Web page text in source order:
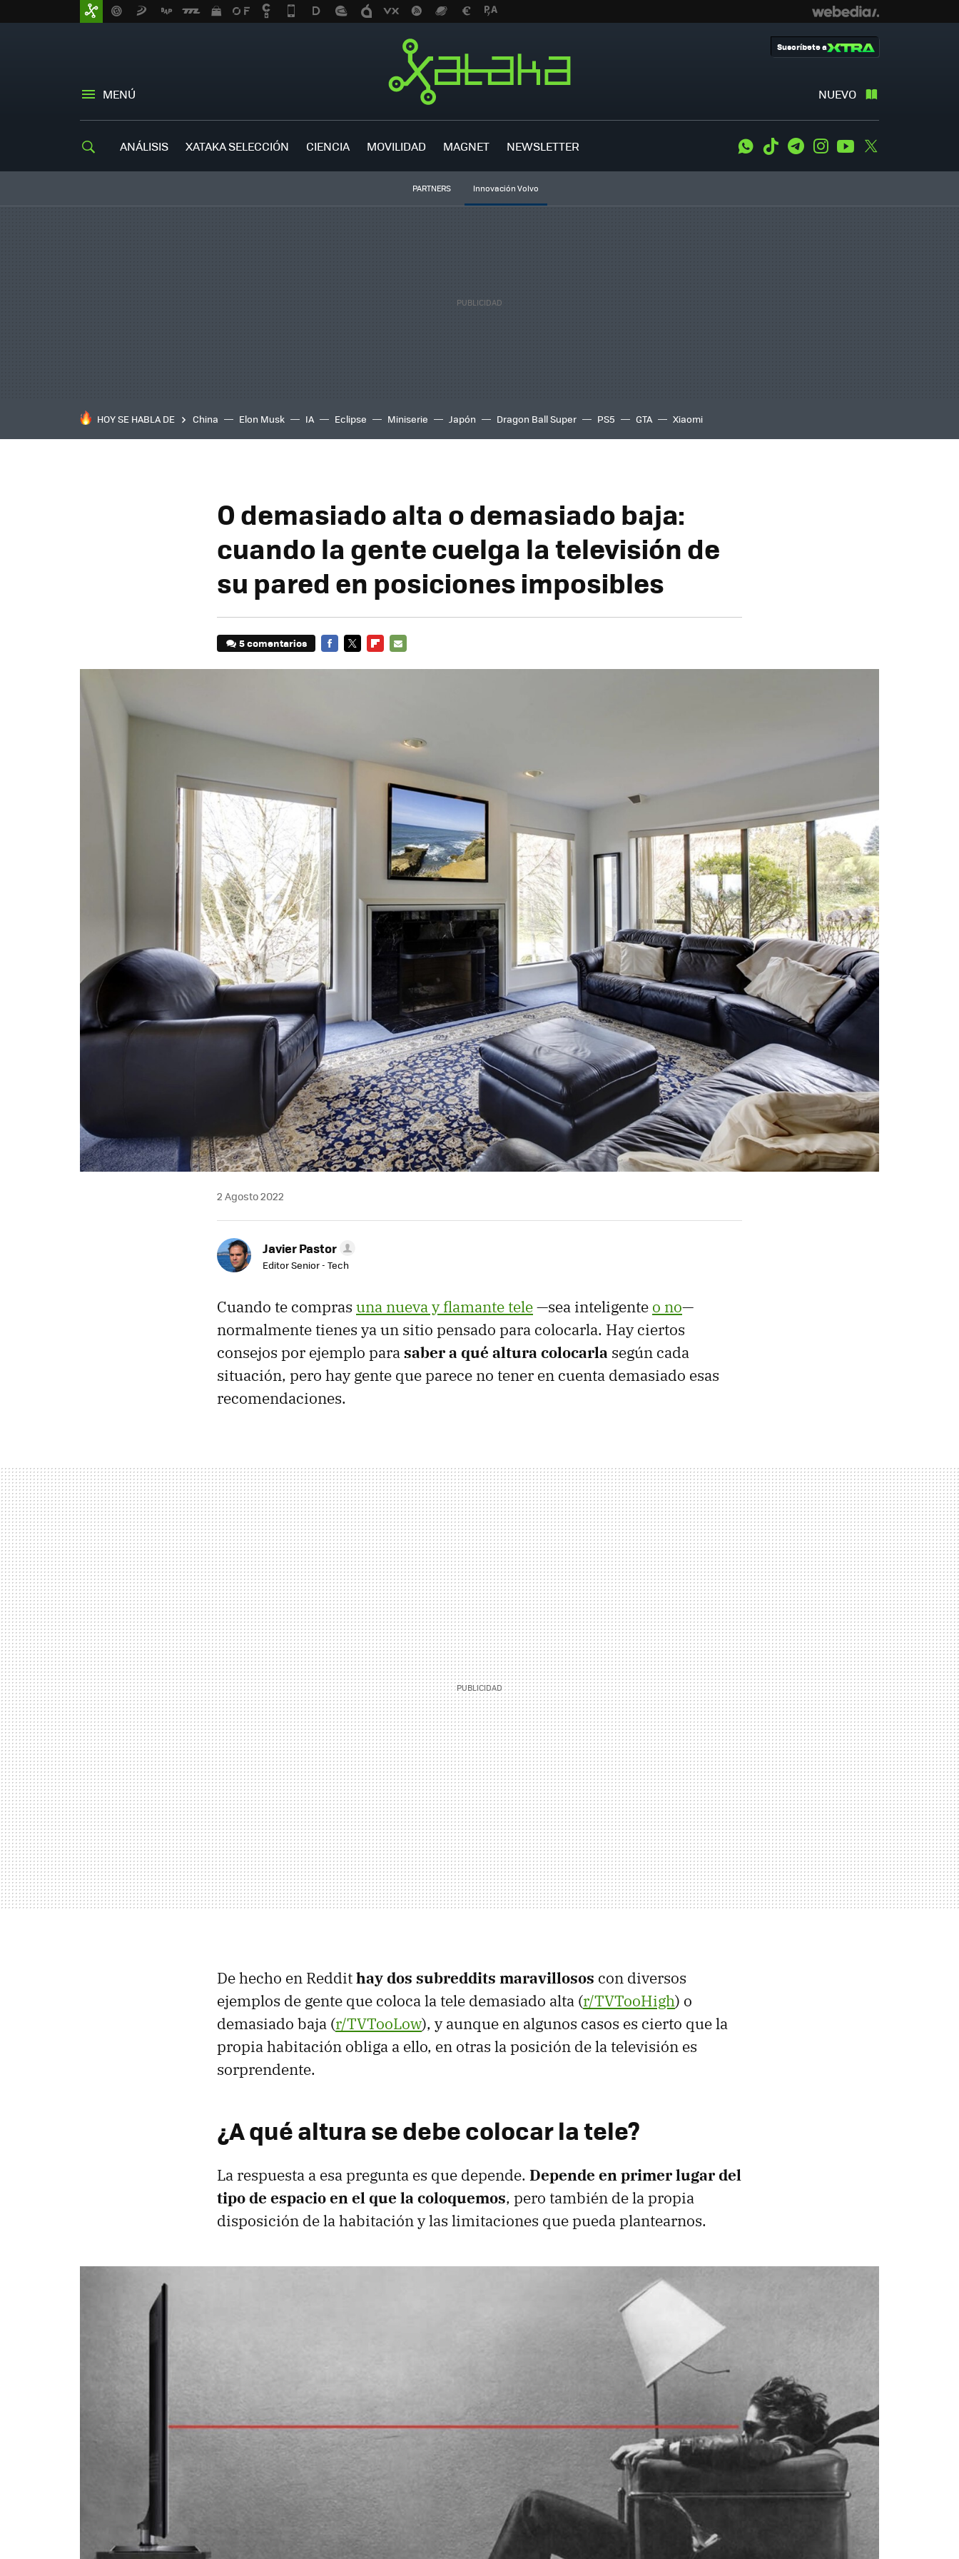
MENÚ NUEVO
Suscríbete a
ANÁLISIS XATAKA SELECCIÓN CIENCIA MOVILIDAD MAGNET NEWSLETTER WhatsApp
Tiktok TelegramInstagramYoutube
PARTNERS Innovación Volvo
HOY SE HABLA DE China Elon Musk IA Eclipse Miniserie Japón Dragon Ball Super PS5 GTA Xiaomi
O demasiado alta o demasiado baja:
cuando la gente cuelga la televisión de
su pared en posiciones imposibles
5 comentarios
2 Agosto 2022
Javier Pastor
Editor Senior - Tech
Cuando te compras una nueva y flamante tele—sea inteligente o no—
normalmente tienes ya un sitio pensado para colocarla. Hay ciertos
consejos por ejemplo parasaber a qué altura colocarla según cada
situación, pero hay gente que parece no tener en cuenta demasiado esas
recomendaciones.
De hecho en Reddithay dos subreddits maravillosos con diversos
ejemplos de gente que coloca la tele demasiado alta (r/TVTooHigh) o
demasiado baja (r/TVTooLow), y aunque en algunos casos es cierto que la
propia habitación obliga a ello, en otras la posición de la televisión es
sorprendente.
¿A qué altura se debe colocar la tele?
La respuesta a esa pregunta es que depende. Depende en primer lugar del
tipo de espacio en el que la coloquemos, pero también de la propia
disposición de la habitación y las limitaciones que pueda plantearnos.